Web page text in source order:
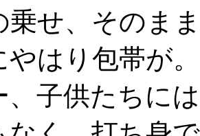
乗せ、そのま
やはり包帯が
、子供たち